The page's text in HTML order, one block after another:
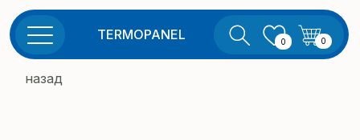
0
TERMOPANEL
назад